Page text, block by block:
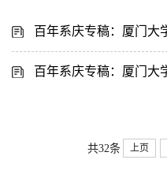
共32条 上页